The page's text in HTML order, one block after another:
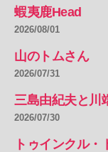
蝦夷鹿Head
2026/08/01
山のトムさん
2026/07/31
三島由紀夫と川
2026/07/30
トゥインクル